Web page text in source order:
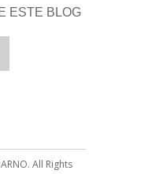
ESTE BLOG
All Rights